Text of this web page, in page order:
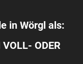
in Wörgl als:
ODER